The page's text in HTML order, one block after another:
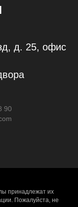
д. 25, офис
90
принадлежат их
Пожалуйста, не